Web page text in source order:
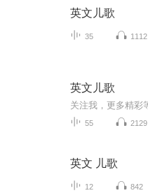
英文儿歌
35 1112
英文儿歌
55 2129
英文 儿歌
12 842